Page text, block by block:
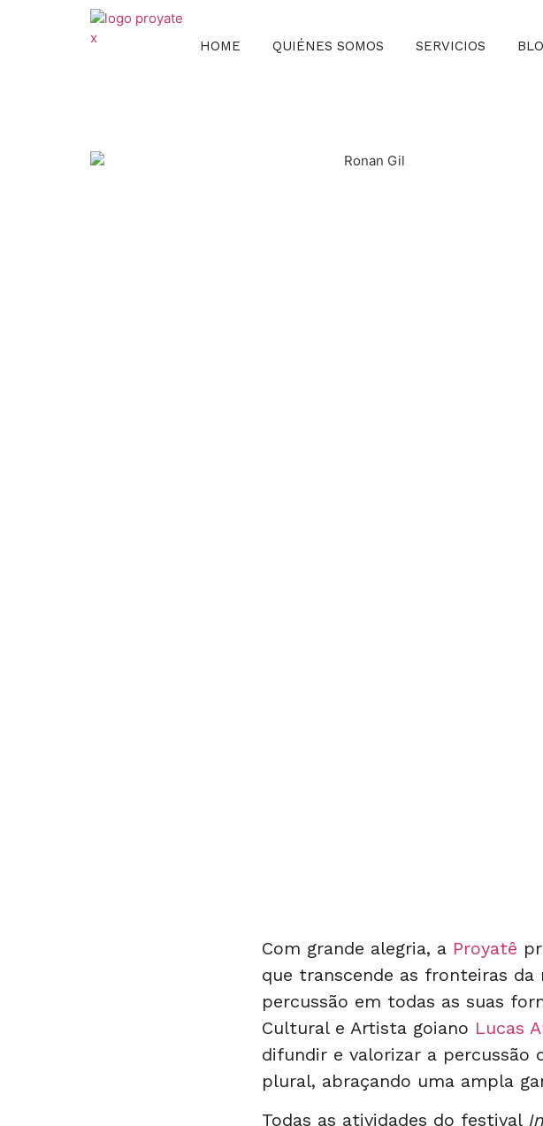
HOME QUIÉNES SOMOS SERVICIOS
Com grande alegria, a Proyatê
que transcende as fronteiras
percussão em todas as suas
Cultural e Artista goiano Lucas
difundir e valorizar a
plural, abraçando uma ampla
Todas as atividades do festival